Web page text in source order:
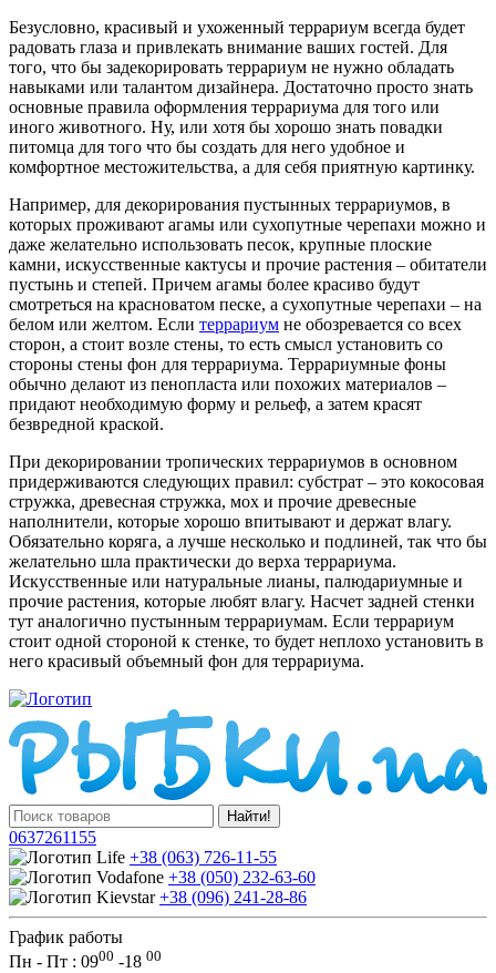
Безусловно, красивый и ухоженный террариум всегда будет
радовать глаза и привлекать внимание ваших гостей. Для
того, что бы задекорировать террариум не нужно обладать
навыками или талантом дизайнера. Достаточно просто знать
основные правила оформления террариума для того или
иного животного. Ну, или хотя бы хорошо знать повадки
питомца для того что бы создать для него удобное и
комфортное местожительства, а для себя приятную картинку.
Например, для декорирования пустынных террариумов, в
которых проживают агамы или сухопутные черепахи можно и
даже желательно использовать песок, крупные плоские
камни, искусственные кактусы и прочие растения – обитатели
пустынь и степей. Причем агамы более красиво будут
смотреться на красноватом песке, а сухопутные черепахи – на
белом или желтом. Если террариум не обозревается со всех
сторон, а стоит возле стены, то есть смысл установить со
стороны стены фон для террариума. Террариумные фоны
обычно делают из пенопласта или похожих материалов –
придают необходимую форму и рельеф, а затем красят
безвредной краской.
При декорировании тропических террариумов в основном
придерживаются следующих правил: субстрат – это кокосовая
стружка, древесная стружка, мох и прочие древесные
наполнители, которые хорошо впитывают и держат влагу.
Обязательно коряга, а лучше несколько и подлиней, так что бы
желательно шла практически до верха террариума.
Искусственные или натуральные лианы, палюдариумные и
прочие растения, которые любят влагу. Насчет задней стенки
тут аналогично пустынным террариумам. Если террариум
стоит одной стороной к стенке, то будет неплохо установить в
него красивый объемный фон для террариума.
Найти!
0637261155
+38 (063) 726-11-55
+38 (050) 232-63-60
+38 (096) 241-28-86
График работы
Пн - Пт : 0900 -18 00